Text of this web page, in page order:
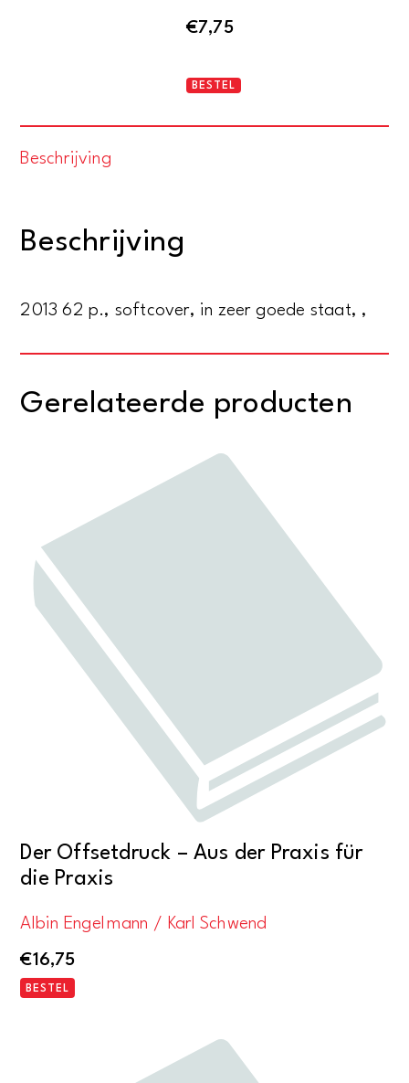
€7,75
Rails
Amsterdam
BESTEL
Beschrijving
Beschrijving
2013 62 p., softcover, in zeer goede staat, ,
Gerelateerde producten
Der Offsetdruck – Aus der Praxis für
die Praxis
Albin Engelmann / Karl Schwend
€16,75
BESTEL